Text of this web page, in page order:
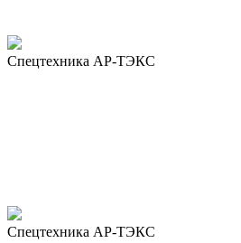
Спецтехника АР-ТЭКС
Спецтехника АР-ТЭКС